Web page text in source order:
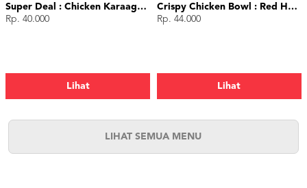
Super Deal : Chicken Karaage (4 pcs)
Rp. 40.000
Lihat
Crispy Chicken Bowl : Red Hot Chili
Rp. 44.000
Lihat
LIHAT SEMUA MENU